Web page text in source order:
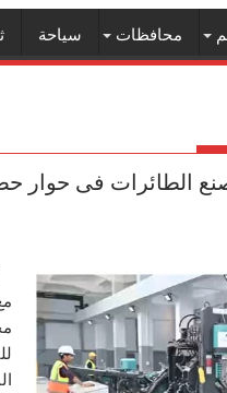
محافظات سياحة
الطائرات فى حوار